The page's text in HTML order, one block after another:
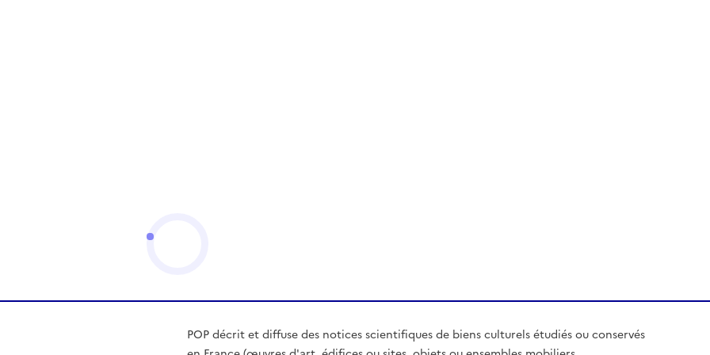
POP décrit et diffuse des notices scientifiques de biens culturels étudiés ou conservés